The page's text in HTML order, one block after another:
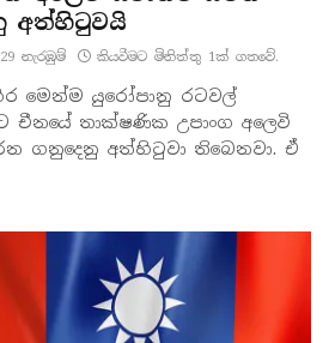
අත්හිටුවයි
29 නැරඹු​ම් කියවීමට මිනිත්තු 1ක් ගතවේ.
මෙන්ම යුරෝපානු රටවල්
තාක්ෂණික උපාංග අලෙවි
ගනුදෙනු අත්හිටුවා තිබෙනවා. ඒ